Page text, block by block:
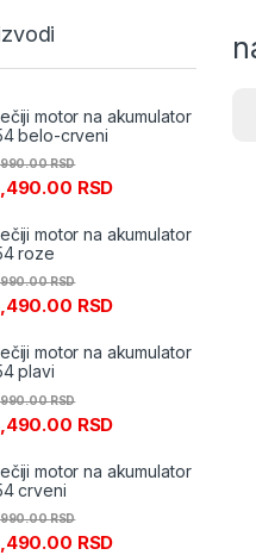
motor na akumulator
belo-crveni
RSD
RSD
motor na akumulator
roze
RSD
RSD
motor na akumulator
plavi
RSD
RSD
motor na akumulator
crveni
RSD
RSD